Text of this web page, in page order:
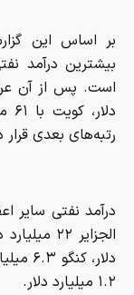
بیشترین درآمد
رتبه‌های بعدی قرار
درآمد نفتی سایر
۱.۲ میلیارد دلار.